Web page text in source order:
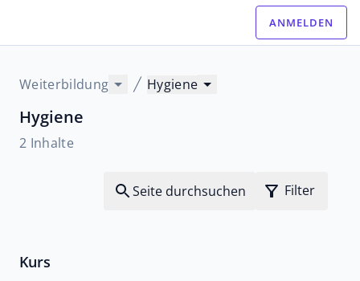
ANMELDEN
Weiterbildung Hygiene
Hygiene
2 Inhalte
Seite durchsuchen Filter
Kurs